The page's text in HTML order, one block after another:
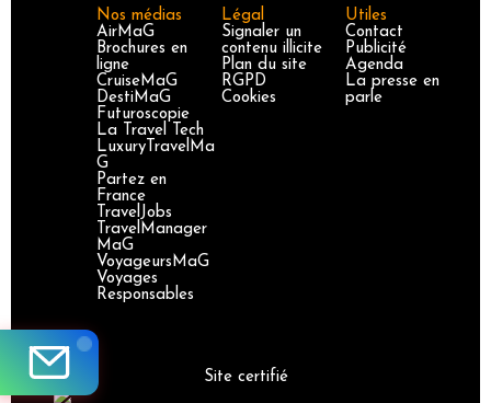
Nos médias
AirMaG
Brochures en
ligne
CruiseMaG
DestiMaG
Futuroscopie
La Travel Tech
LuxuryTravelMa
G
Partez en
France
TravelJobs
TravelManager
MaG
VoyageursMaG
Voyages
Responsables
Légal
Signaler un
contenu illicite
Plan du site
RGPD
Cookies
Utiles
Contact
Publicité
Agenda
La presse en
parle
Site certifié